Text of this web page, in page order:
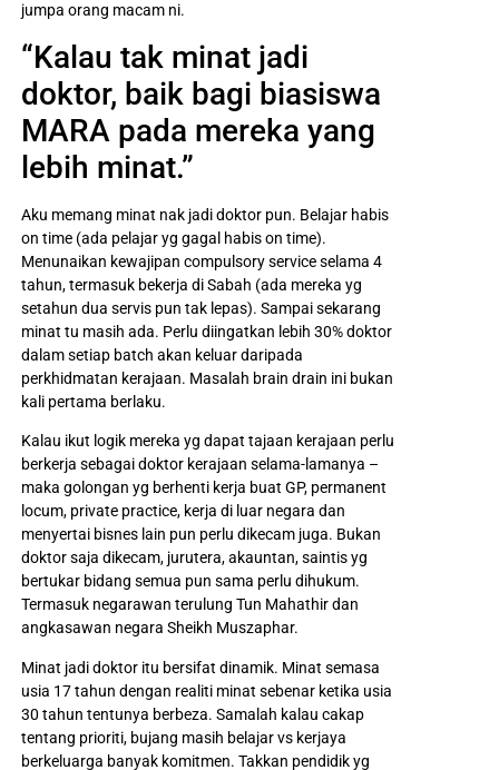
jumpa orang macam ni.
“Kalau tak minat jadi
doktor, baik bagi biasiswa
MARA pada mereka yang
lebih minat.”
Aku memang minat nak jadi doktor pun. Belajar habis
on time (ada pelajar yg gagal habis on time).
Menunaikan kewajipan compulsory service selama 4
tahun, termasuk bekerja di Sabah (ada mereka yg
setahun dua servis pun tak lepas). Sampai sekarang
minat tu masih ada. Perlu diingatkan lebih 30% doktor
dalam setiap batch akan keluar daripada
perkhidmatan kerajaan. Masalah brain drain ini bukan
kali pertama berlaku.
Kalau ikut logik mereka yg dapat tajaan kerajaan perlu
berkerja sebagai doktor kerajaan selama-lamanya –
maka golongan yg berhenti kerja buat GP, permanent
locum, private practice, kerja di luar negara dan
menyertai bisnes lain pun perlu dikecam juga. Bukan
doktor saja dikecam, jurutera, akauntan, saintis yg
bertukar bidang semua pun sama perlu dihukum.
Termasuk negarawan terulung Tun Mahathir dan
angkasawan negara Sheikh Muszaphar.
Minat jadi doktor itu bersifat dinamik. Minat semasa
usia 17 tahun dengan realiti minat sebenar ketika usia
30 tahun tentunya berbeza. Samalah kalau cakap
tentang prioriti, bujang masih belajar vs kerjaya
berkeluarga banyak komitmen. Takkan pendidik yg